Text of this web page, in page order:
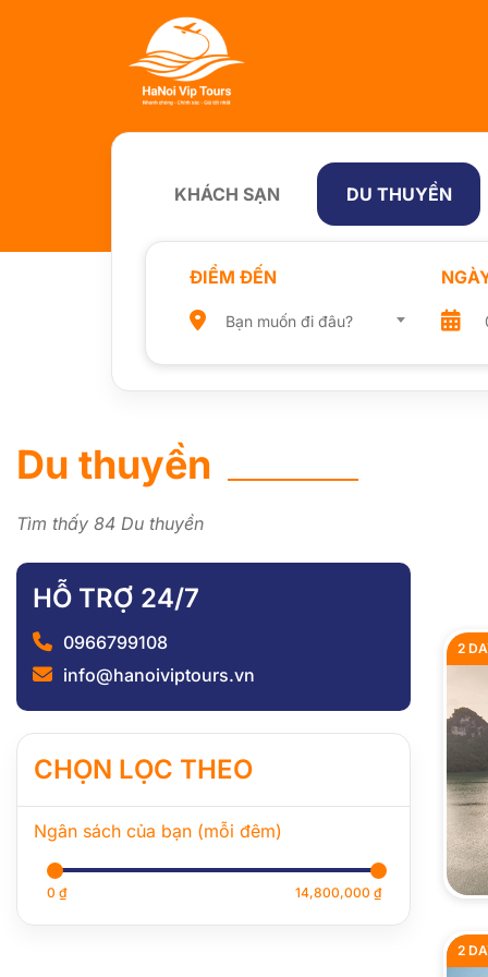
KHÁCH SẠN DU THUYỀN
ĐIỂM ĐẾN
Bạn muốn đi đâu?
Du thuyền
Tìm thấy 84 Du thuyền
HỖ TRỢ 24/7
0966799108
info@hanoiviptours.vn
CHỌN LỌC THEO
Ngân sách của bạn (mỗi đêm)
0 ₫ 14,800,000 ₫
2
2